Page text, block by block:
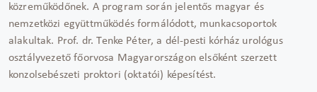
közreműködőnek. A program során jelentős magyar és
nemzetközi együttműködés formálódott, munkacsoportok
alakultak. Prof. dr. Tenke Péter, a dél-pesti kórház urológus
osztályvezető főorvosa Magyarországon elsőként szerzett
konzolsebészeti proktori (oktatói) képesítést.